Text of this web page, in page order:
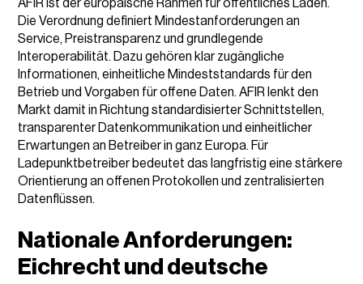
AFIR ist der europäische Rahmen für öffentliches Laden.
Die Verordnung definiert Mindestanforderungen an
Service, Preistransparenz und grundlegende
Interoperabilität. Dazu gehören klar zugängliche
Informationen, einheitliche Mindeststandards für den
Betrieb und Vorgaben für offene Daten. AFIR lenkt den
Markt damit in Richtung standardisierter Schnittstellen,
transparenter Datenkommunikation und einheitlicher
Erwartungen an Betreiber in ganz Europa. Für
Ladepunktbetreiber bedeutet das langfristig eine stärkere
Orientierung an offenen Protokollen und zentralisierten
Datenflüssen.
Nationale Anforderungen:
Eichrecht und deutsche